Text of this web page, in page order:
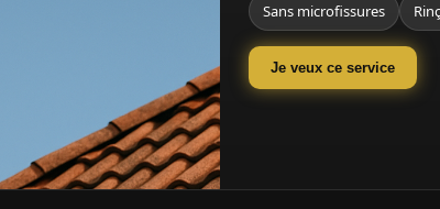
Sans microfissures
Je veux ce service